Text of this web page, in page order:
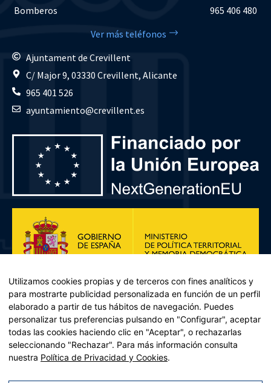
Bomberos
965 406 480
Ver más teléfonos
Ajuntament de Crevillent
C/ Major 9, 03330 Crevillent, Alicante
965 401 526
ayuntamiento@crevillent.es
Plan de Recuperación, Transformación y Resiliencia – Financiado por
Utilizamos cookies propias y de terceros con fines analíticos y
para mostrarte publicidad personalizada en función de un perfil
elaborado a partir de tus hábitos de navegación. Puedes
personalizar tus preferencias pulsando en "Configurar", aceptar
todas las cookies haciendo clic en "Aceptar", o rechazarlas
seleccionando "Rechazar". Para más información consulta
nuestra Política de Privacidad y Cookies.